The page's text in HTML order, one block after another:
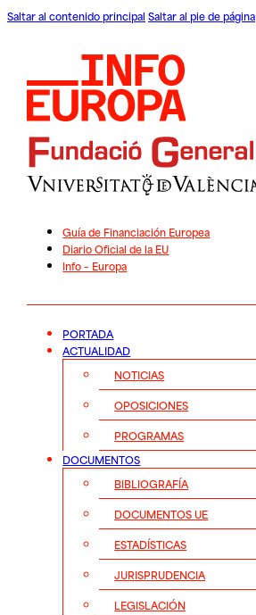
Saltar al contenido principal Saltar al pie de página
Guía de Financiación Europea
Diario Oficial de la EU
Info – Europa
PORTADA
ACTUALIDAD
NOTICIAS
OPOSICIONES
PROGRAMAS
DOCUMENTOS
BIBLIOGRAFÍA
DOCUMENTOS UE
ESTADÍSTICAS
JURISPRUDENCIA
LEGISLACIÓN